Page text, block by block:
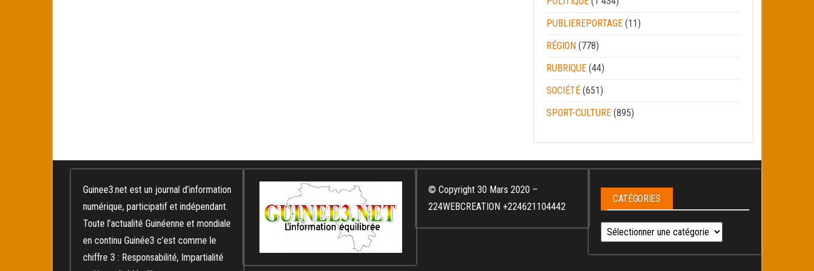
PUBLIEREPORTAGE (11)
RÉGION (778)
RUBRIQUE (44)
SOCIÉTÉ (651)
SPORT-CULTURE (895)
Guinee3.net est un journal d’information
numérique, participatif et indépendant.
Toute l’actualité Guinéenne et mondiale
en continu Guinée3 c’est comme le
chiffre 3 : Responsabilité, Impartialité
© Copyright 30 Mars 2020 –
224WEBCREATION +224621104442
CATÉGORIES
Catégories